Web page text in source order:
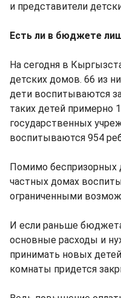
и представители
Есть ли в бюджете
На сегодня в
детских домов. 66 из
дети воспитываются
таких детей примерно
государственных
воспитываются 954
Помимо беспризорных
частных домах
ограниченными
И если раньше
основные расходы и
принимать новых
комнаты придется